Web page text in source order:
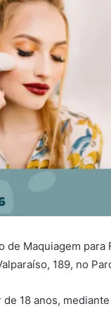
Maquiagem para
189, no
18 anos,